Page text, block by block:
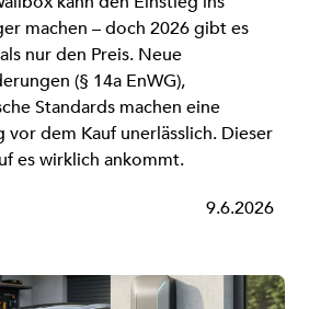
machen – doch 2026 gibt es
nur den Preis. Neue
(§ 14a EnWG),
Standards machen eine
dem Kauf unerlässlich. Dieser
es wirklich ankommt.
9.6.2026